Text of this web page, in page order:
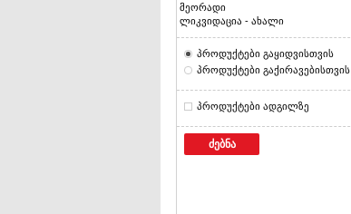
მეორადი
ლიკვიდაცია - ახალი
პროდუქტები გაყიდვისთვის
პროდუქტები გაქირავებისთვის
პროდუქტები ადგილზე
ძებნა